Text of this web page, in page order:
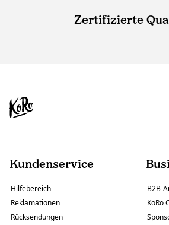
Zertifizierte
Kundenservice
Hilfebereich
Reklamationen
Rücksendungen
B2B-
KoRo